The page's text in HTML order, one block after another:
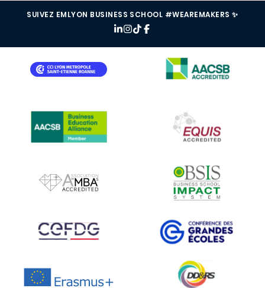
SUIVEZ EMLYON BUSINESS SCHOOL #WEAREMAKERS ✨
IMAGE
IMAGE
IMAGE
IMAGE
IMAGE IMAGE